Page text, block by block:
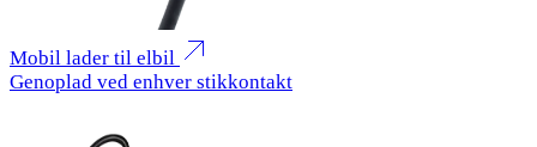
Mobil lader til elbil
Genoplad ved enhver stikkontakt